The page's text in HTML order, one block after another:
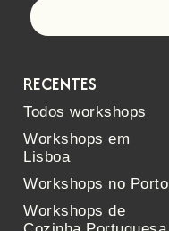
RECENTES
Todos workshops
Workshops em
Lisboa
Workshops no Porto
Workshops de